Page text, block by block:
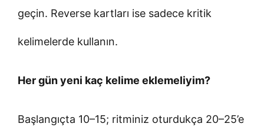
geçin. Reverse kartları ise sadece kritik
kelimelerde kullanın.
Her gün yeni kaç kelime eklemeliyim?
Başlangıçta 10–15; ritminiz oturdukça 20–25’e